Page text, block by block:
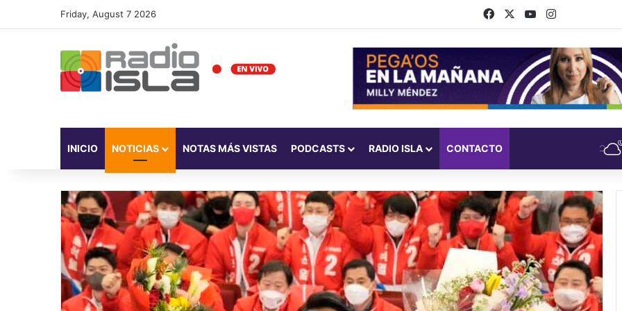
Friday, August 7 2026 FacebookYouTubeInstagram
INICIO NOTICIAS NOTAS MÁS VISTAS PODCASTS RADIO ISLA CONTACTO